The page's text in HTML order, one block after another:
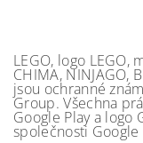
LEGO, logo LEGO,
CHIMA, NINJAGO,
jsou ochranné
Group. Všechna
Google Play a logo
společnosti Google